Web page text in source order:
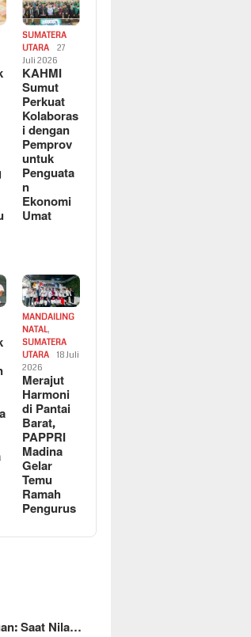
SUMATERA
UTARA
27
Juli 2026
KAHMI
Sumut
Perkuat
Kolaboras
i dengan
Pemprov
untuk
Penguata
n
Ekonomi
Umat
MANDAILING
NATAL,
SUMATERA
UTARA
18 Juli
2026
Merajut
Harmoni
di Pantai
Barat,
PAPPRI
Madina
Gelar
Temu
Ramah
Pengurus
Saat Nila…